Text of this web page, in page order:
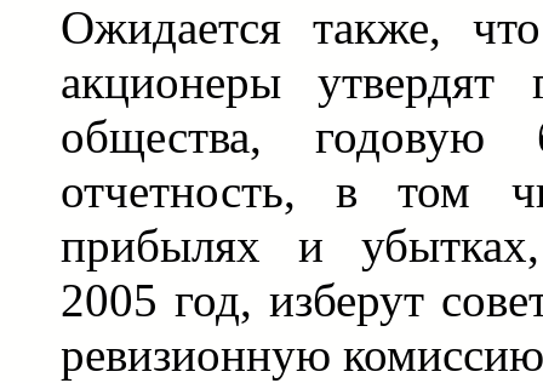
Ожидается также,
акционеры утвердят
общества, годовую
отчетность, в том
прибылях и
2005 год, изберут
ревизионную